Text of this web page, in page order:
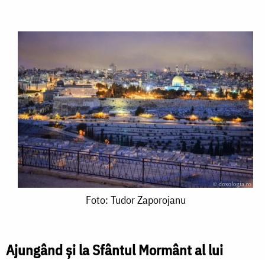
Zaporojanu
Foto: Tudor Zaporojanu
Ajungând și la Sfântul Mormânt al lui